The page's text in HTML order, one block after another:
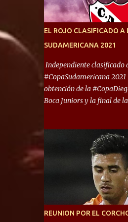
ello son protagonistas de
transitó por la primera
local durante muchos años.
de los que comparten esas
foco de atención es la
Independiente - Racing.
clubes y tanta gente en este
afirmó Facundo Moyano.
Avellaneda...
EL ROJO CLASIFICADO A
SUDAMERICANA 2021
Independiente clasificado
#CopaSudamericana
obtención de la
Boca Juniors y la final de
condiciones el Rey de
Copa Sudamericana de
año, la Sudamericana
en su formato, que iniciará
con 6 partidos, de los
primeros de cada grupo
REUNION POR EL